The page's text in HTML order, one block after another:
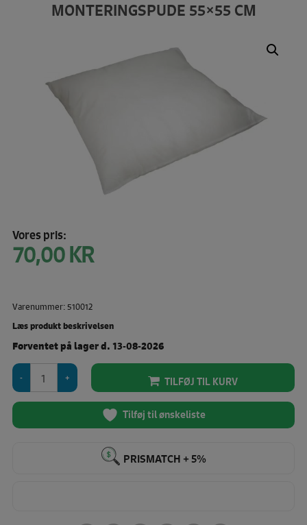
MONTERINGSPUDE 55×55 CM
Vores pris:
70,00KR
Varenummer: 510012
Læs produkt beskrivelsen
Forventet på lager d. 13-08-2026
Monteringspude
55x55
cm
TILFØJ TIL KURV
Tilføj til ønskeliste
PRISMATCH + 5%